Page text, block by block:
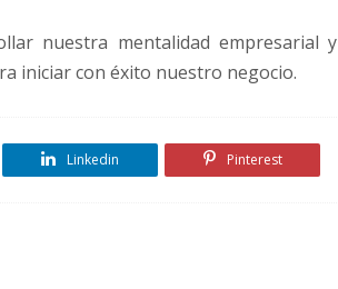
nuestra mentalidad empresarial y
iniciar con éxito nuestro negocio.
Linkedin Pinterest